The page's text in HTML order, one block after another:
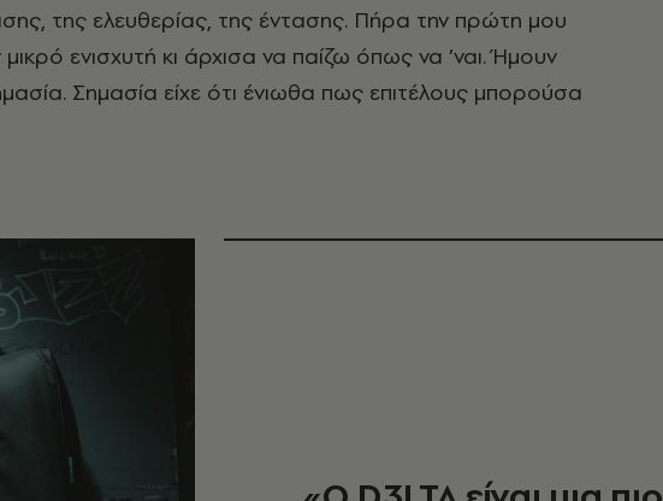
της ελευθερίας, της έντασης. Πήρα την πρώτη μου
ενισχυτή κι άρχισα να παίζω όπως να ’ναι. Ήμουν
Σημασία είχε ότι ένιωθα πως επιτέλους μπορούσα